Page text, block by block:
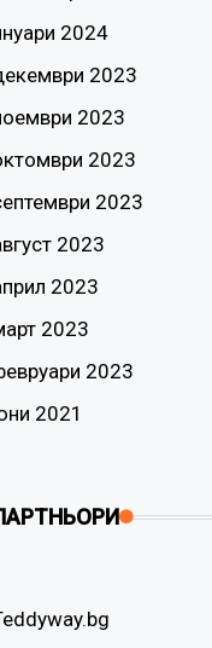
2024
2023
2023
2023
2023
2023
2023
2023
2023
2021